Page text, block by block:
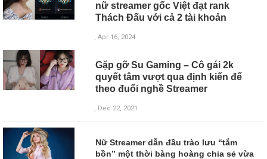
nữ streamer gốc Việt đạt rank
Thách Đấu với cả 2 tài khoản
, Apr 16, 2024
Gặp gỡ Su Gaming – Cô gái 2k
quyết tâm vượt qua định kiến để
theo đuổi nghề Streamer
, Dec 22, 2021
Nữ Streamer dẫn đầu trào lưu “tắm
bồn” một thời bàng hoàng chia sẻ vừa